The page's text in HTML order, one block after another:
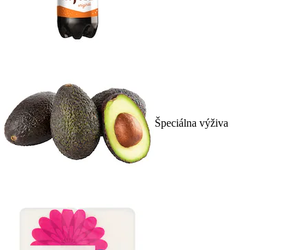
Špeciálna výživa